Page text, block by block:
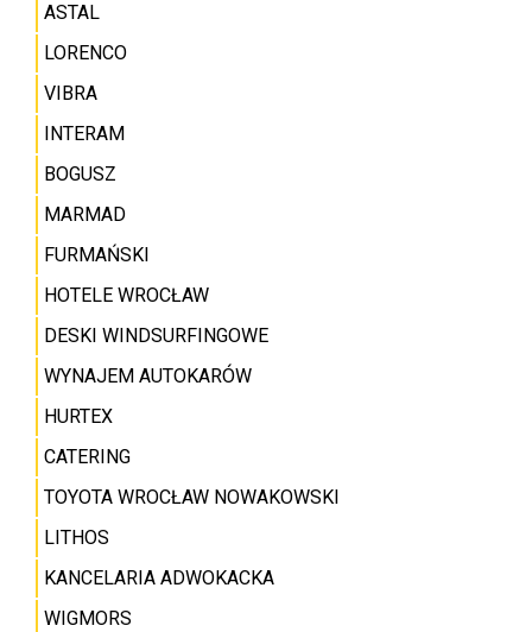
ASTAL
LORENCO
VIBRA
INTERAM
BOGUSZ
MARMAD
FURMAŃSKI
HOTELE WROCŁAW
DESKI WINDSURFINGOWE
WYNAJEM AUTOKARÓW
HURTEX
CATERING
TOYOTA WROCŁAW NOWAKOWSKI
LITHOS
KANCELARIA ADWOKACKA
WIGMORS